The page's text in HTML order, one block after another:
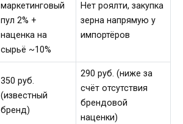
маркетинговый
пул 2% +
наценка на
сырьё ~10%
Нет роялти, закупка
зерна напрямую у
импортёров
350 руб.
(известный
бренд)
290 руб. (ниже за
счёт отсутствия
брендовой
наценки)